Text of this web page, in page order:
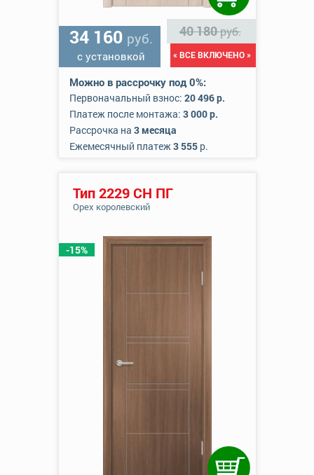
34 160 руб.
с установкой
40 180руб.
« ВСЕ ВКЛЮЧЕНО »
Можно в рассрочку под 0%:
Первоначальный взнос: 20 496 р.
Платеж после монтажа: 3 000 р.
Рассрочка на 3 месяца
Ежемесячный платеж3 555р.
-15%
Тип 2229 СН ПГ
Орех королевский